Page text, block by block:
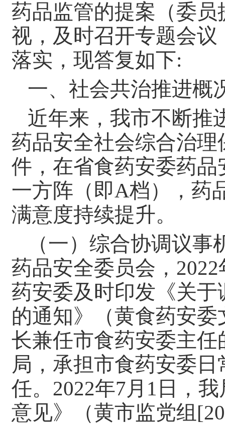
药品监管的提案（委员
视，及时召开专题会
落实，现答复如下:
一、社会共治推进概
近年来，我市不断推
药品安全社会综合治
件，在省食药安委药
一方阵（即A档），药
满意度持续提升。
（一）综合协调议
药品安全委员会，
药安委及时印发《关
的通知》（黄食药安
长兼任市食药安委主
局，承担市食药安委
任。2022年7月1日，
意见》（黄市监党组